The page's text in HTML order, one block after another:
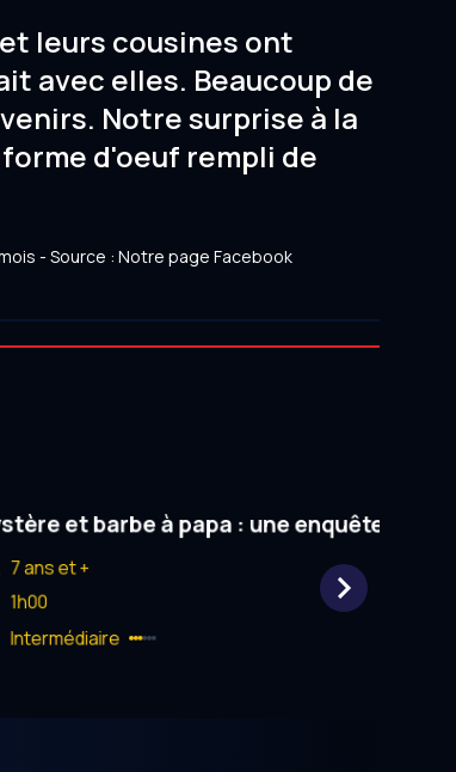
leurs cousines ont
avec elles. Beaucoup de
Notre surprise à la
d'oeuf rempli de
- Source : Notre page Facebook
et barbe à papa : une enquête
7 ans et +
1h00
Intermédiaire